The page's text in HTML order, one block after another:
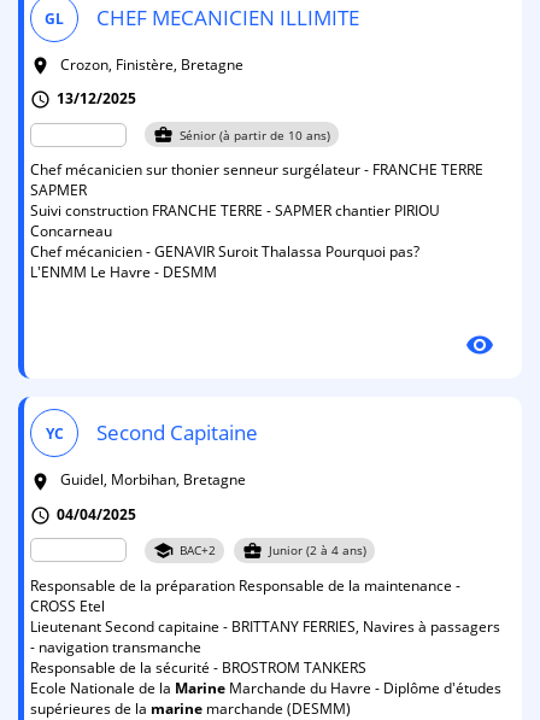
GL CHEF MECANICIEN ILLIMITE
room
Crozon, Finistère, Bretagne
schedule 13/12/2025
business_center Sénior (à partir de 10 ans)
Chef mécanicien sur thonier senneur surgélateur - FRANCHE TERRE
SAPMER
Suivi construction FRANCHE TERRE - SAPMER chantier PIRIOU
Concarneau
Chef mécanicien - GENAVIR Suroit Thalassa Pourquoi pas?
L'ENMM Le Havre - DESMM
visibility
YC Second Capitaine
room
Guidel, Morbihan, Bretagne
schedule 04/04/2025
school BAC+2 business_center Junior (2 à 4 ans)
Responsable de la préparation Responsable de la maintenance -
CROSS Etel
Lieutenant Second capitaine - BRITTANY FERRIES, Navires à passagers
- navigation transmanche
Responsable de la sécurité - BROSTROM TANKERS
Ecole Nationale de la Marine Marchande du Havre - Diplôme d'études
supérieures de la marine marchande (DESMM)